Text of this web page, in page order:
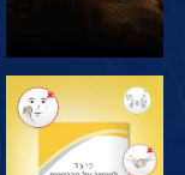
צפה